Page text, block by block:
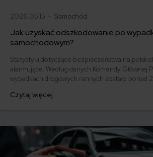
2026.05.15 • Samochód
Jak uzyskać odszkodowanie po
samochodowym?
Statystyki dotyczące bezpieczeństwa na
alarmujące. Według danych Komendy Głównej
wypadkach drogowych rannych zostało ponad
znajdziesz w tym artykule!
Czytaj więcej